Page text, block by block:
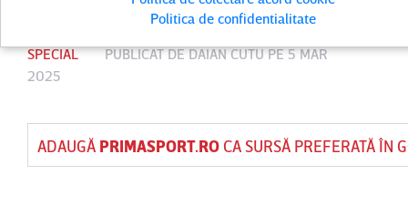
SPECIAL PUBLICAT DEDAIAN CUTUPE 5 MAR
2025
ADAUGĂ PRIMASPORT.ROCA SURSĂ PREFERATĂ ÎN
Politica de confidentialitate